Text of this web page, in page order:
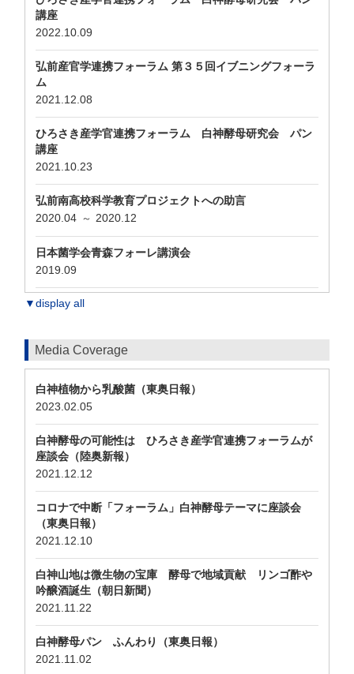
講座
2022.10.09
弘前産官学連携フォーラム 第３５回イブニングフォーラ
ム
2021.12.08
ひろさき産学官連携フォーラム 白神酵母研究会 パン
講座
2021.10.23
弘前南高校科学教育プロジェクトへの助言
2020.04 ～ 2020.12
日本菌学会青森フォーレ講演会
2019.09
▼display all
Media Coverage
白神植物から乳酸菌（東奥日報）
2023.02.05
白神酵母の可能性は ひろさき産学官連携フォーラムが
座談会（陸奥新報）
2021.12.12
コロナで中断「フォーラム」白神酵母テーマに座談会
（東奥日報）
2021.12.10
白神山地は微生物の宝庫 酵母で地域貢献 リンゴ酢や
吟醸酒誕生（朝日新聞）
2021.11.22
白神酵母パン ふんわり（東奥日報）
2021.11.02